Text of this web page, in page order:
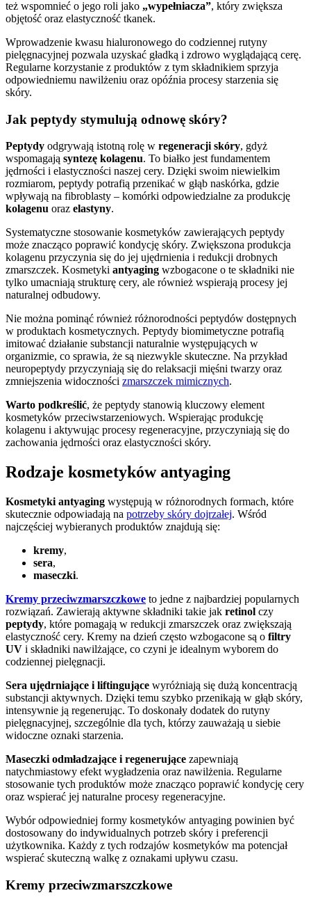
też wspomnieć o jego roli jako „wypełniacza”, który zwiększa
objętość oraz elastyczność tkanek.
Wprowadzenie kwasu hialuronowego do codziennej rutyny
pielęgnacyjnej pozwala uzyskać gładką i zdrowo wyglądającą cerę.
Regularne korzystanie z produktów z tym składnikiem sprzyja
odpowiedniemu nawilżeniu oraz opóźnia procesy starzenia się
skóry.
Jak peptydy stymulują odnowę skóry?
Peptydy odgrywają istotną rolę w regeneracji skóry, gdyż
wspomagają syntezę kolagenu. To białko jest fundamentem
jędrności i elastyczności naszej cery. Dzięki swoim niewielkim
rozmiarom, peptydy potrafią przenikać w głąb naskórka, gdzie
wpływają na fibroblasty – komórki odpowiedzialne za produkcję
kolagenu oraz elastyny.
Systematyczne stosowanie kosmetyków zawierających peptydy
może znacząco poprawić kondycję skóry. Zwiększona produkcja
kolagenu przyczynia się do jej ujędrnienia i redukcji drobnych
zmarszczek. Kosmetyki antyaging wzbogacone o te składniki nie
tylko umacniają strukturę cery, ale również wspierają procesy jej
naturalnej odbudowy.
Nie można pominąć również różnorodności peptydów dostępnych
w produktach kosmetycznych. Peptydy biomimetyczne potrafią
imitować działanie substancji naturalnie występujących w
organizmie, co sprawia, że są niezwykle skuteczne. Na przykład
neuropeptydy przyczyniają się do relaksacji mięśni twarzy oraz
zmniejszenia widoczności zmarszczek mimicznych.
Warto podkreślić, że peptydy stanowią kluczowy element
kosmetyków przeciwstarzeniowych. Wspierając produkcję
kolagenu i aktywując procesy regeneracyjne, przyczyniają się do
zachowania jędrności oraz elastyczności skóry.
Rodzaje kosmetyków antyaging
Kosmetyki antyaging występują w różnorodnych formach, które
skutecznie odpowiadają na potrzeby skóry dojrzałej. Wśród
najczęściej wybieranych produktów znajdują się:
kremy,
sera,
maseczki.
Kremy przeciwzmarszczkowe to jedne z najbardziej popularnych
rozwiązań. Zawierają aktywne składniki takie jak retinol czy
peptydy, które pomagają w redukcji zmarszczek oraz zwiększają
elastyczność cery. Kremy na dzień często wzbogacone są o filtry
UV i składniki nawilżające, co czyni je idealnym wyborem do
codziennej pielęgnacji.
Sera ujędrniające i liftingujące wyróżniają się dużą koncentracją
substancji aktywnych. Dzięki temu szybko przenikają w głąb skóry,
intensywnie ją regenerując. To doskonały dodatek do rutyny
pielęgnacyjnej, szczególnie dla tych, którzy zauważają u siebie
widoczne oznaki starzenia.
Maseczki odmładzające i regenerujące zapewniają
natychmiastowy efekt wygładzenia oraz nawilżenia. Regularne
stosowanie tych produktów może znacząco poprawić kondycję cery
oraz wspierać jej naturalne procesy regeneracyjne.
Wybór odpowiedniej formy kosmetyków antyaging powinien być
dostosowany do indywidualnych potrzeb skóry i preferencji
użytkownika. Każdy z tych rodzajów kosmetyków ma potencjał
wspierać skuteczną walkę z oznakami upływu czasu.
Kremy przeciwzmarszczkowe